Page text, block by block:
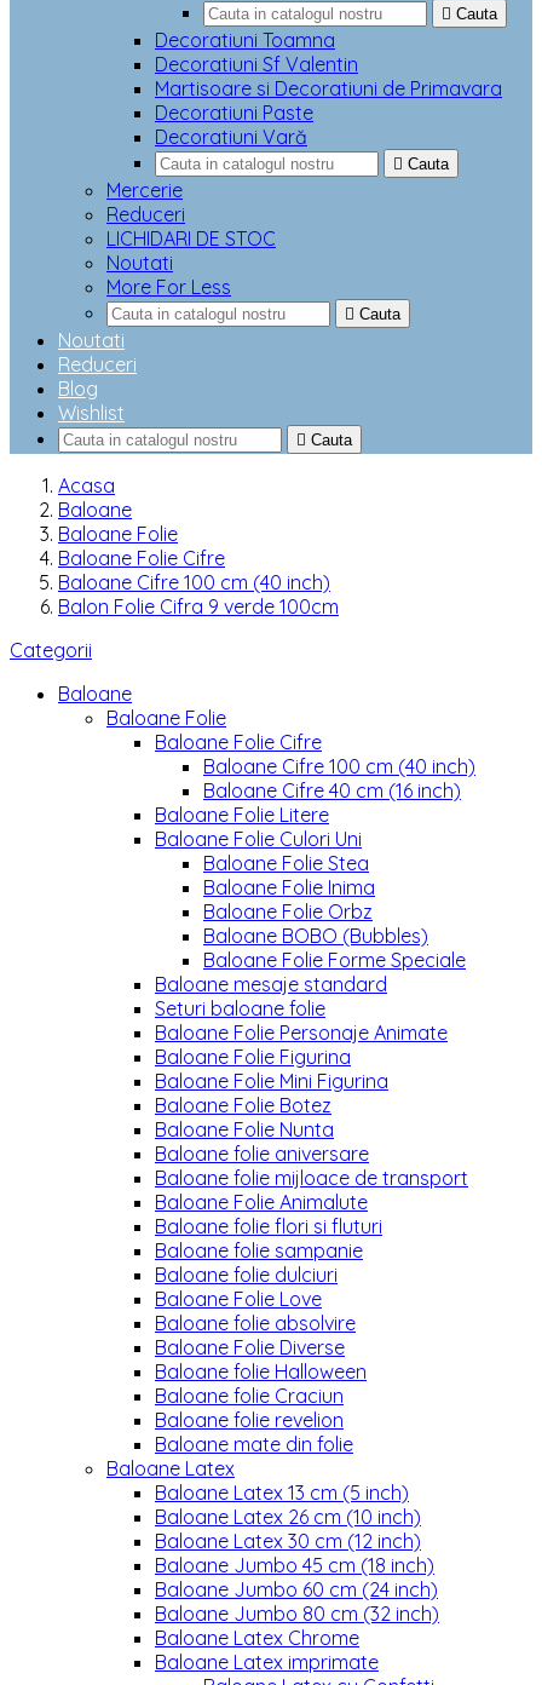
 Cauta
Decoratiuni Toamna
Decoratiuni Sf Valentin
Martisoare si Decoratiuni de Primavara
Decoratiuni Paste
Decoratiuni Vară
 Cauta
Mercerie
Reduceri
LICHIDARI DE STOC
Noutati
More For Less
 Cauta
Noutati
Reduceri
Blog
Wishlist
 Cauta
Acasa
Baloane
Baloane Folie
Baloane Folie Cifre
Baloane Cifre 100 cm (40 inch)
Balon Folie Cifra 9 verde 100cm
Categorii
Baloane
Baloane Folie
Baloane Folie Cifre
Baloane Cifre 100 cm (40 inch)
Baloane Cifre 40 cm (16 inch)
Baloane Folie Litere
Baloane Folie Culori Uni
Baloane Folie Stea
Baloane Folie Inima
Baloane Folie Orbz
Baloane BOBO (Bubbles)
Baloane Folie Forme Speciale
Baloane mesaje standard
Seturi baloane folie
Baloane Folie Personaje Animate
Baloane Folie Figurina
Baloane Folie Mini Figurina
Baloane Folie Botez
Baloane Folie Nunta
Baloane folie aniversare
Baloane folie mijloace de transport
Baloane Folie Animalute
Baloane folie flori si fluturi
Baloane folie sampanie
Baloane folie dulciuri
Baloane Folie Love
Baloane folie absolvire
Baloane Folie Diverse
Baloane folie Halloween
Baloane folie Craciun
Baloane folie revelion
Baloane mate din folie
Baloane Latex
Baloane Latex 13 cm (5 inch)
Baloane Latex 26 cm (10 inch)
Baloane Latex 30 cm (12 inch)
Baloane Jumbo 45 cm (18 inch)
Baloane Jumbo 60 cm (24 inch)
Baloane Jumbo 80 cm (32 inch)
Baloane Latex Chrome
Baloane Latex imprimate